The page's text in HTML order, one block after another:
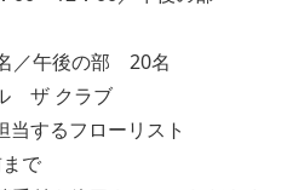
／午後の部 20名
ザ クラブ
するフローリスト
で